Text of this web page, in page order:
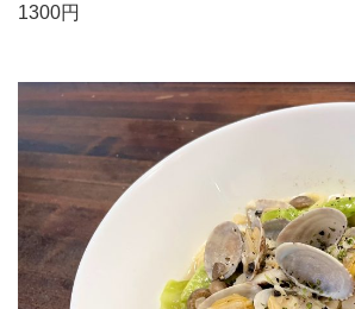
1300円